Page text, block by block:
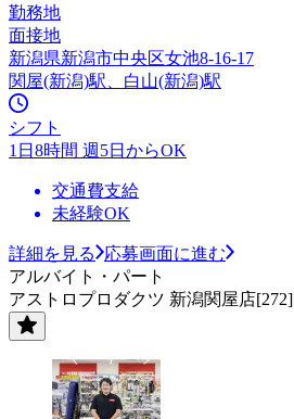
勤務地
面接地
新潟県新潟市中央区女池8-16-17
関屋(新潟)駅、白山(新潟)駅
シフト
1日8時間 週5日からOK
交通費支給
未経験OK
詳細を見る
応募画面に進む
アルバイト・パート
アストロプロダクツ 新潟関屋店[272]